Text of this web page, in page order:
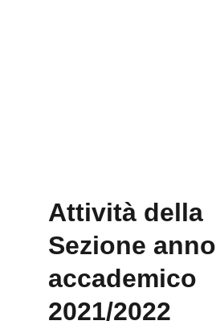
Attività della
Sezione anno
accademico
2021/2022